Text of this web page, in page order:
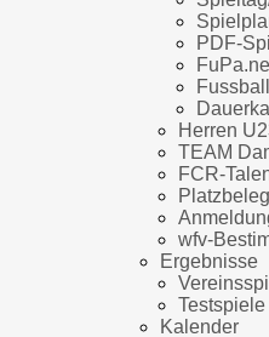
PDF-
Herren
TEAM
FCR-
wfv-
Ergebnisse
Kalender